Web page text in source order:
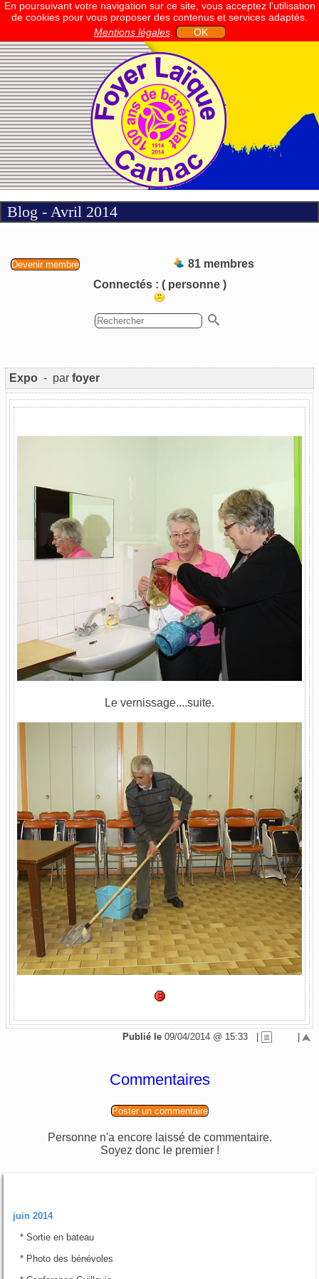
En poursuivant votre navigation sur ce site, vous acceptez l'utilisation
de cookies pour vous proposer des contenus et services adaptés.
Mentions légales. OK
Blog - Avril 2014
Devenir membre
81 membres
Connectés : ( personne )
Expo - par foyer
Le vernissage....suite.
Publié le 09/04/2014 @ 15:33
Commentaires
Poster un commentaire
Personne n'a encore laissé de commentaire.
Soyez donc le premier !
juin 2014
* Sortie en bateau
* Photo des bénévoles